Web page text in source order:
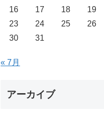
16
17 18 19
23
24 25 26
30
31
« 7月
アーカイブ